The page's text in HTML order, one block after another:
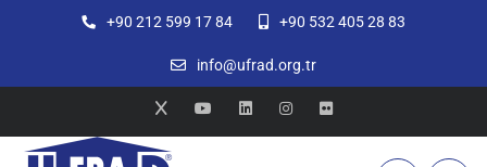
+90 212 599 17 84 +90 532 405 28 83
info@ufrad.org.tr